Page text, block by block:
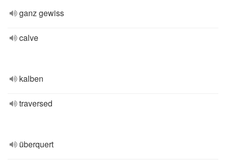
ganz gewiss
calve
kalben
traversed
überquert